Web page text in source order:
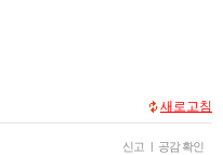
새로고침
신고 공감 확인